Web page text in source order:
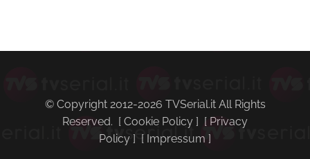
primaria
© Copyright 2012-2026 TVSerial.it All Rights
Reserved. [ Cookie Policy ] [ Privacy
Policy ] [ Impressum ]